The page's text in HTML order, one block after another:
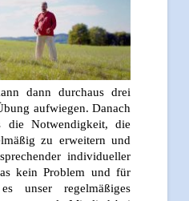
dann durchaus drei
aufwiegen. Danach
die Notwendigkeit, die
zu erweitern und
individueller
kein Problem und für
unser regelmäßiges